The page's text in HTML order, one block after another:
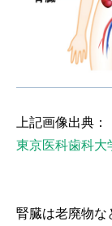
上記画像出典：
東京医科歯科大
腎臓は老廃物な